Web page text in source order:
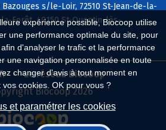
expérience possible, Biocoop utilise
une performance optimale du site, pour
d'analyser le trafic et la performance
une navigation personnalisée en toute
changer d'avis à tout moment en
vos cookies. OK pour vous ?
et paramétrer les cookies
Bazouges s/le-Loir, 72510 St-Jean-de-la-
Forêt, 49150 St-Quentin-lès-
Le réseau Biocoop
Biocoop 2026